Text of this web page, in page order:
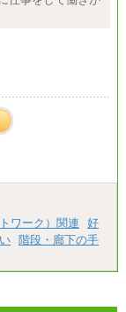
ワーク）関連
好
階段・廊下の手